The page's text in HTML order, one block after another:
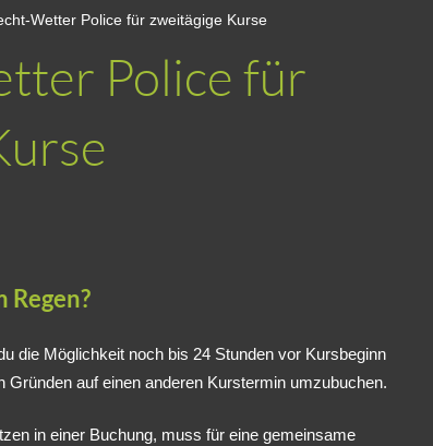
Wetter Police für zweitägige Kurse
Police für
Regen?
die Möglichkeit noch bis 24 Stunden vor Kursbeginn
Gründen auf einen anderen Kurstermin umzubuchen.
in einer Buchung, muss für eine gemeinsame